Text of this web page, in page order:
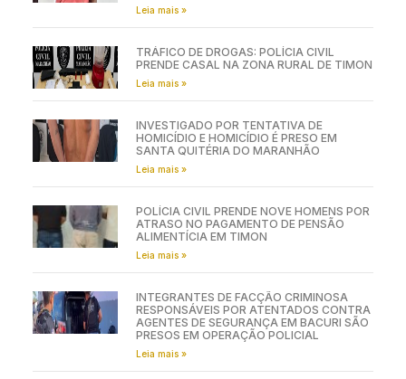
Leia mais »
TRÁFICO DE DROGAS: POLÍCIA CIVIL
PRENDE CASAL NA ZONA RURAL DE TIMON
Leia mais »
INVESTIGADO POR TENTATIVA DE
HOMICÍDIO E HOMICÍDIO É PRESO EM
SANTA QUITÉRIA DO MARANHÃO
Leia mais »
POLÍCIA CIVIL PRENDE NOVE HOMENS POR
ATRASO NO PAGAMENTO DE PENSÃO
ALIMENTÍCIA EM TIMON
Leia mais »
INTEGRANTES DE FACÇÃO CRIMINOSA
RESPONSÁVEIS POR ATENTADOS CONTRA
AGENTES DE SEGURANÇA EM BACURI SÃO
PRESOS EM OPERAÇÃO POLICIAL
Leia mais »